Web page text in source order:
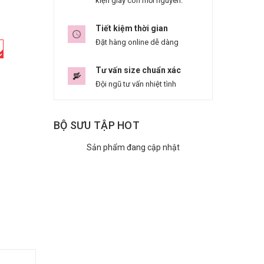
Tiết kiệm thời gian
Đặt hàng online dễ dàng
Tư vấn size chuẩn xác
Đội ngũ tư vấn nhiệt tình
BỘ SƯU TẬP HOT
Sản phẩm đang cập nhật